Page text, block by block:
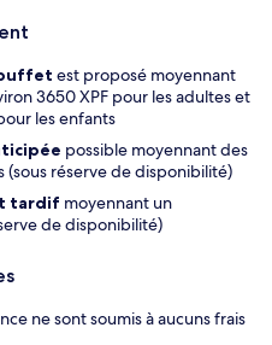
est proposé moyennant
3650 XPF pour les adultes et
les enfants
possible moyennant des
(sous réserve de disponibilité)
tardif moyennant un
de disponibilité)
ne sont soumis à aucuns frais